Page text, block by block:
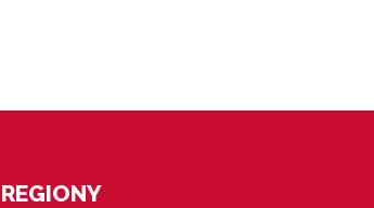
REGIONY